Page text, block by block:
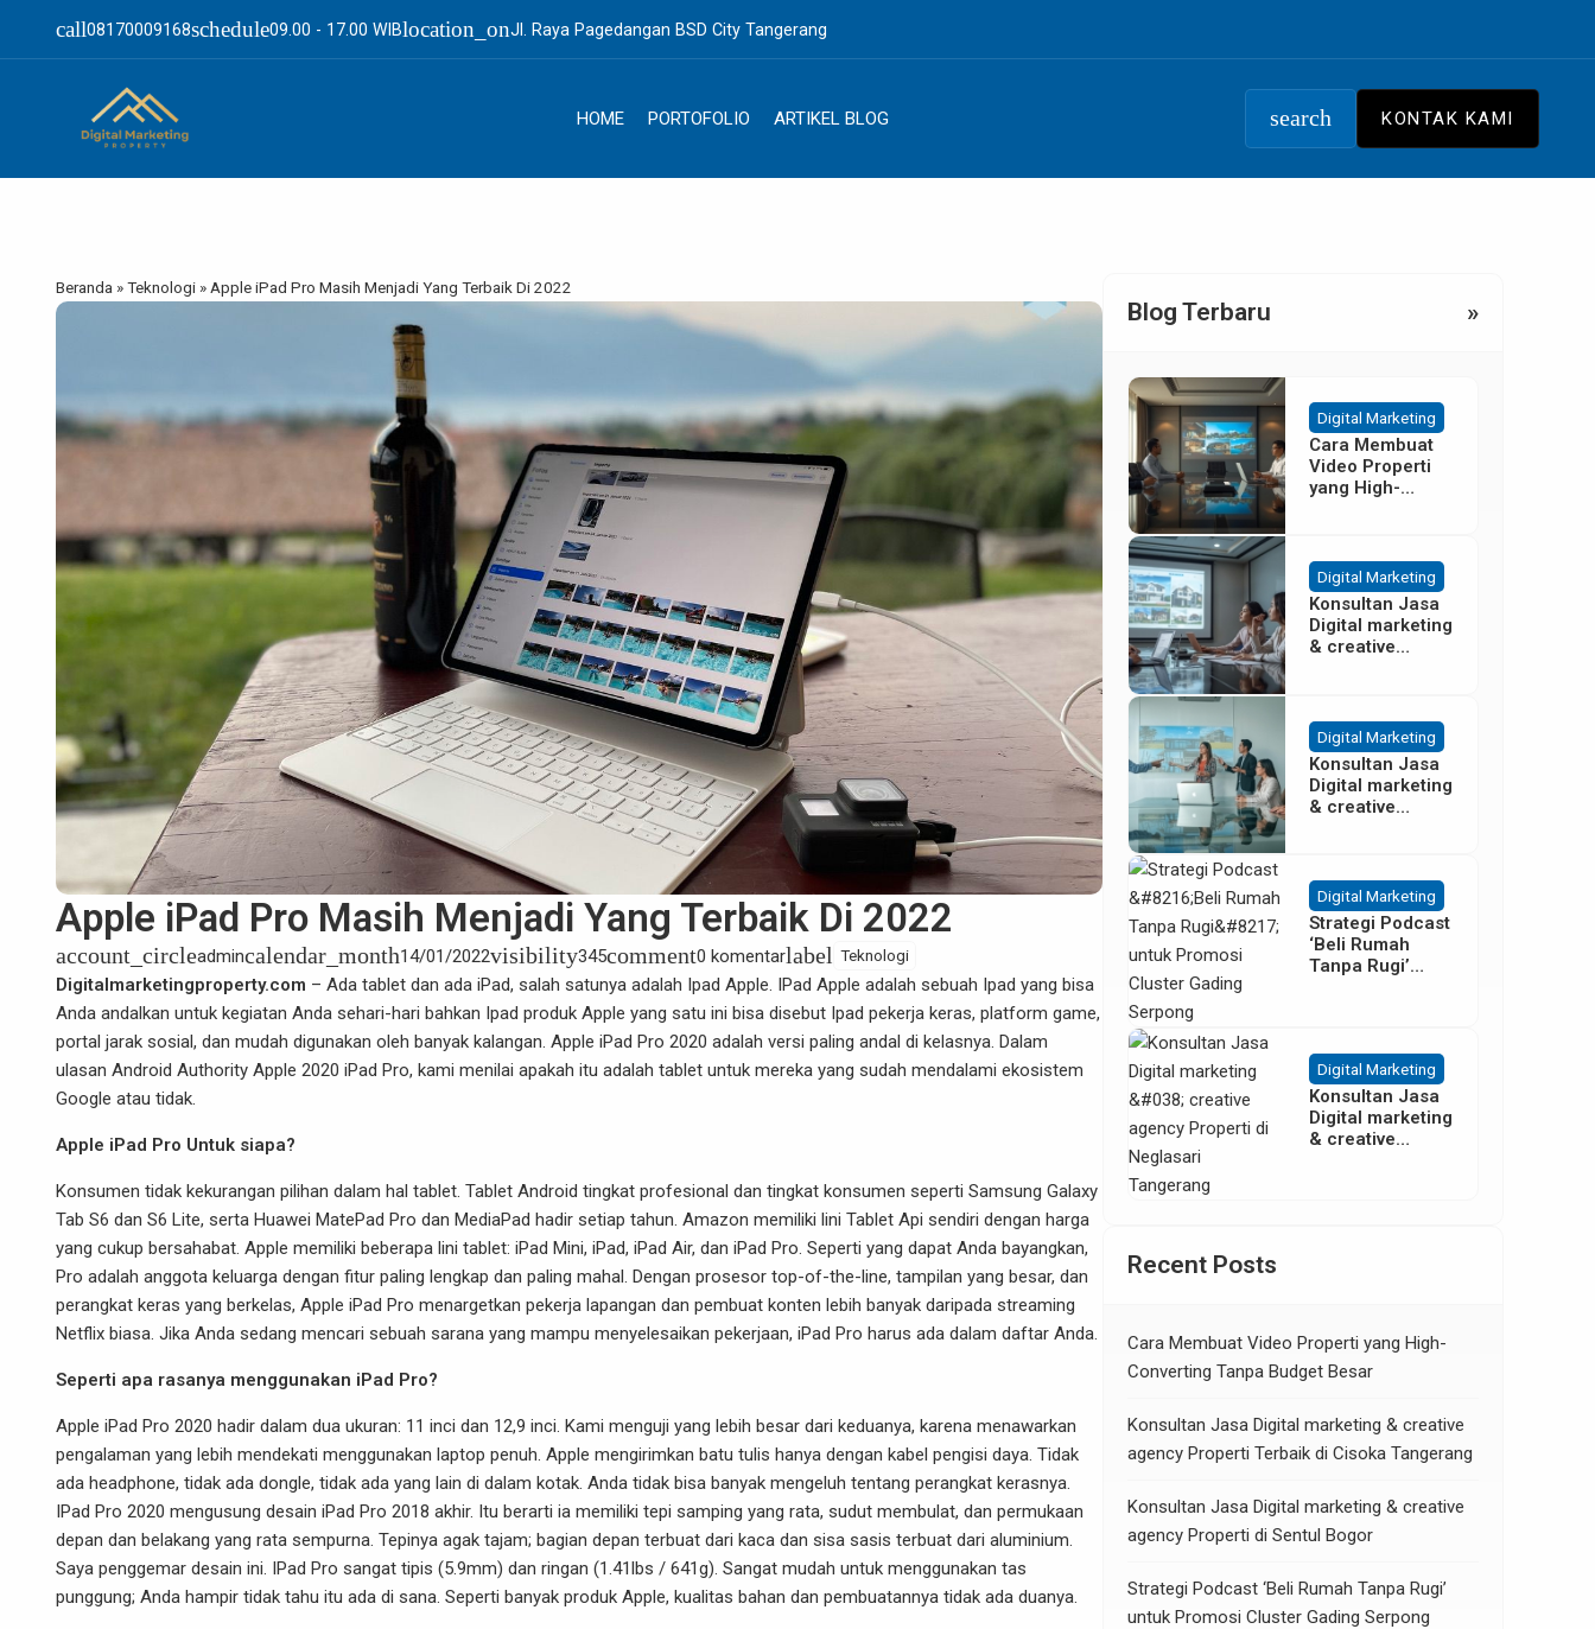
call08170009168schedule09.00 - 17.00 WIBlocation_onJl. Raya Pagedangan BSD City Tangerang
HOME PORTOFOLIO ARTIKEL BLOG search KONTAK KAMI
Beranda »Teknologi » Apple iPad Pro Masih Menjadi Yang Terbaik Di 2022
Apple iPad Pro Masih Menjadi Yang Terbaik Di 2022
account_circleadmincalendar_month14/01/2022visibility345comment0 komentarlabel Teknologi
Digitalmarketingproperty.com – Ada tablet dan ada iPad, salah satunya adalah Ipad Apple. IPad Apple adalah sebuah Ipad yang bisa
Anda andalkan untuk kegiatan Anda sehari-hari bahkan Ipad produk Apple yang satu ini bisa disebut Ipad pekerja keras, platform game,
portal jarak sosial, dan mudah digunakan oleh banyak kalangan. Apple iPad Pro 2020 adalah versi paling andal di kelasnya. Dalam
ulasan Android Authority Apple 2020 iPad Pro, kami menilai apakah itu adalah tablet untuk mereka yang sudah mendalami ekosistem
Google atau tidak.
Apple iPad Pro Untuk siapa?
Konsumen tidak kekurangan pilihan dalam hal tablet. Tablet Android tingkat profesional dan tingkat konsumen seperti Samsung Galaxy
Tab S6 dan S6 Lite, serta Huawei MatePad Pro dan MediaPad hadir setiap tahun. Amazon memiliki lini Tablet Api sendiri dengan harga
yang cukup bersahabat. Apple memiliki beberapa lini tablet: iPad Mini, iPad, iPad Air, dan iPad Pro. Seperti yang dapat Anda bayangkan,
Pro adalah anggota keluarga dengan fitur paling lengkap dan paling mahal. Dengan prosesor top-of-the-line, tampilan yang besar, dan
perangkat keras yang berkelas, Apple iPad Pro menargetkan pekerja lapangan dan pembuat konten lebih banyak daripada streaming
Netflix biasa. Jika Anda sedang mencari sebuah sarana yang mampu menyelesaikan pekerjaan, iPad Pro harus ada dalam daftar Anda.
Seperti apa rasanya menggunakan iPad Pro?
Apple iPad Pro 2020 hadir dalam dua ukuran: 11 inci dan 12,9 inci. Kami menguji yang lebih besar dari keduanya, karena menawarkan
pengalaman yang lebih mendekati menggunakan laptop penuh. Apple mengirimkan batu tulis hanya dengan kabel pengisi daya. Tidak
ada headphone, tidak ada dongle, tidak ada yang lain di dalam kotak. Anda tidak bisa banyak mengeluh tentang perangkat kerasnya.
IPad Pro 2020 mengusung desain iPad Pro 2018 akhir. Itu berarti ia memiliki tepi samping yang rata, sudut membulat, dan permukaan
depan dan belakang yang rata sempurna. Tepinya agak tajam; bagian depan terbuat dari kaca dan sisa sasis terbuat dari aluminium.
Saya penggemar desain ini. IPad Pro sangat tipis (5.9mm) dan ringan (1.41lbs / 641g). Sangat mudah untuk menggunakan tas
punggung; Anda hampir tidak tahu itu ada di sana. Seperti banyak produk Apple, kualitas bahan dan pembuatannya tidak ada duanya.
Blog Terbaru »
Digital Marketing
Cara Membuat
Video Properti
yang High-
Digital Marketing
Konsultan Jasa
Digital marketing
& creative
Tangerang
Digital Marketing
Konsultan Jasa
Digital marketing
& creative
Digital Marketing
Strategi Podcast
‘Beli Rumah
Tanpa Rugi’
Digital Marketing
Konsultan Jasa
Digital marketing
& creative
Recent Posts
Cara Membuat Video Properti yang High-
Converting Tanpa Budget Besar
Konsultan Jasa Digital marketing & creative
agency Properti Terbaik di Cisoka Tangerang
Konsultan Jasa Digital marketing & creative
agency Properti di Sentul Bogor
Strategi Podcast ‘Beli Rumah Tanpa Rugi’
untuk Promosi Cluster Gading Serpong